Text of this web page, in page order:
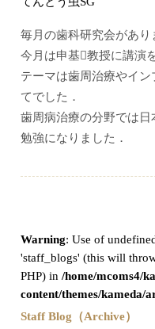
毎月の歯科研究会があり
今月は申基教授に講演
テーマは歯周治療やイ
てでした．
歯周病治療の分野では
勉強になりました．
Warning: Use of
'staff_blogs' (this will
PHP) in/home/mcoms4/
content/themes/kameda/
Staff Blog（Archive）